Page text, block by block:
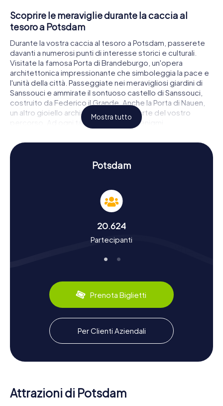
Scoprire le meraviglie durante la caccia al
tesoro a Potsdam
Durante la vostra caccia al tesoro a Potsdam, passerete
davanti a numerosi punti di interesse storici e culturali.
Visitate la famosa Porta di Brandeburgo, un'opera
architettonica impressionante che simboleggia la pace e
l'unità della città. Passeggiate nei meravigliosi giardini di
Sanssouci e ammirate il sontuoso castello di Sanssouci,
costruito da Federico il Grande. Anche la Porta di Nauen,
un altro gioiello architettonico, farà parte del vostro
percorso. Ad ogni tappa, risolverete enigmi
caccia al tesoro a Potsdam è l'occasione perfetta per
conoscere la città in modo divertente e interattivo.
Potsdam vanta una storia ricca e una cultura vivace che
potrete vivere da vicino durante le nostre cacce al
documenti ufficiali nel 993 e nel corso dei secoli si
sviluppò come una residenza importante dei re prussiani.
dall'UNESCO come il più grande complesso di siti
al tesoro a Potsdam, scoprirete molti fatti interessanti
sulla storia e la cultura della città. Ad esempio, potrete
conoscere di più sul famoso Studio Babelsberg, il più
antico studio cinematografico del mondo, e sulle
specialità culinarie della regione, come il delizioso gulasch
di salsiccia di Potsdam.
Esplorare i dintorni dopo la caccia al tesoro a
Potsdam
potrete continuare a esplorare i dintorni e godervi la
bellezza della città. Fate una passeggiata lungo il fiume
Mostra tutto
Potsdam
20.624
Partecipanti
Prenota Biglietti
Per Clienti Aziendali
Attrazioni di Potsdam